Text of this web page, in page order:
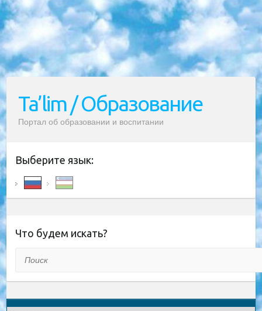
Ta’lim / Образование
Портал об образовании и воспитании
Выберите язык:
Что будем искать?